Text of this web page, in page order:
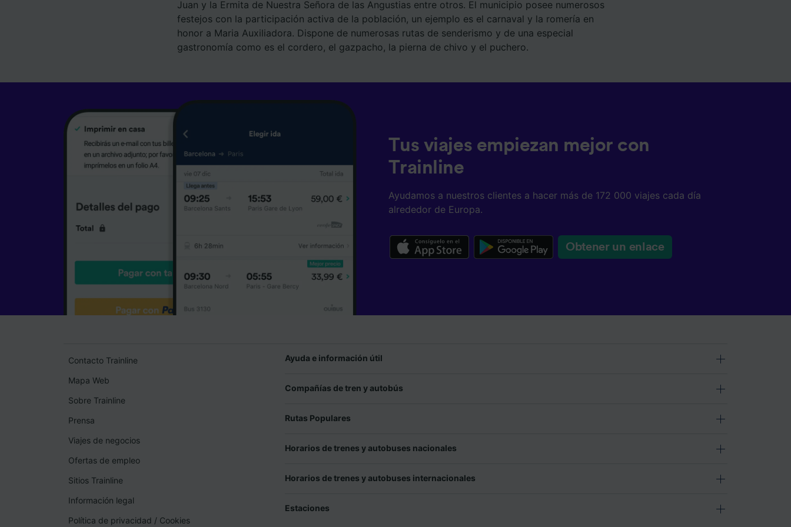
Juan y la Ermita de Nuestra Señora de las Angustias entre otros. El municipio posee numerosos
festejos con la participación activa de la población, un ejemplo es el carnaval y la romería en
honor a Maria Auxiliadora. Dispone de numerosas rutas de senderismo y de una especial
gastronomía como es el cordero, el gazpacho, la pierna de chivo y el puchero.
Tus viajes empiezan mejor con
Trainline
Ayudamos a nuestros clientes a hacer más de 172 000 viajes cada día
alrededor de Europa.
Obtener un enlace
Contacto Trainline
Mapa Web
Sobre Trainline
Prensa
Viajes de negocios
Ofertas de empleo
Sitios Trainline
Información legal
Política de privacidad / Cookies
Ayuda e información útil
Compañías de tren y autobús
Rutas Populares
Horarios de trenes y autobuses nacionales
Horarios de trenes y autobuses internacionales
Estaciones